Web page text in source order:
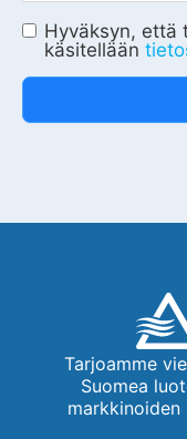
Hyväksyn, että
käsitellään
Tarjoamme
Suomea
markkinoiden